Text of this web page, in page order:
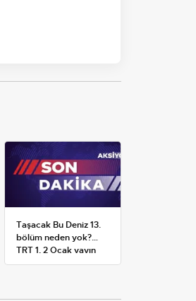
Taşacak Bu Deniz 13.
bölüm neden yok?
TRT 1, 2 Ocak yayın
planını değiştirdi